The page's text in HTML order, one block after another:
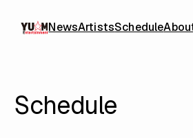
NewsArtistsSchedule
Schedule